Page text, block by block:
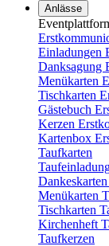
Anlässe
Einladungen
Danksagung
Menükarten
Tischkarten
Gästebuch
Kerzen
Kartenbox
Taufkarten
Menükarten
Tischkarten
Kirchenheft
Taufkerzen